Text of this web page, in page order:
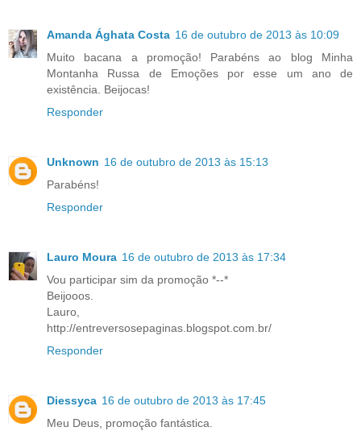
Amanda Ághata Costa 16 de outubro de 2013 às 10:09
Muito bacana a promoção! Parabéns ao blog Minha
Montanha Russa de Emoções por esse um ano de
existência. Beijocas!
Responder
Unknown 16 de outubro de 2013 às 15:13
Parabéns!
Responder
Lauro Moura 16 de outubro de 2013 às 17:34
Vou participar sim da promoção *--*
Beijooos.
Lauro,
http://entreversosepaginas.blogspot.com.br/
Responder
Diessyca 16 de outubro de 2013 às 17:45
Meu Deus, promoção fantástica.